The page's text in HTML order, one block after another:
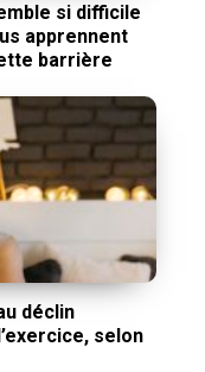
si difficile
apprennent
barrière
déclin
selon